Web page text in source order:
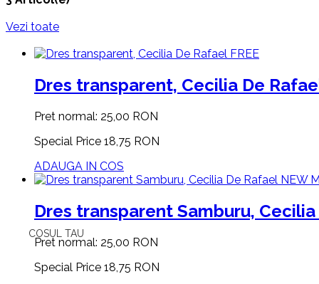
COSUL TAU
Vezi toate
Dres transparent, Cecilia De
Pret normal: 25,00 RON
Special Price 18,75 RON
ADAUGA IN COS
Dres transparent Samburu, Cecilia
Pret normal: 25,00 RON
Special Price 18,75 RON